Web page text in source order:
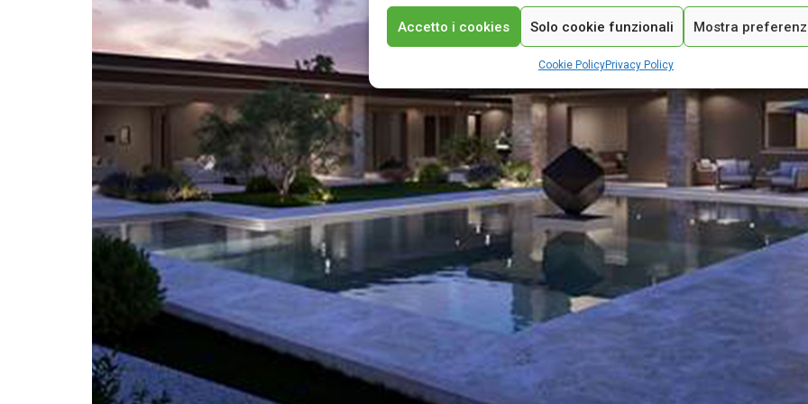
Accetto i cookies Solo cookie funzionali Mostra
Cookie PolicyPrivacy Policy